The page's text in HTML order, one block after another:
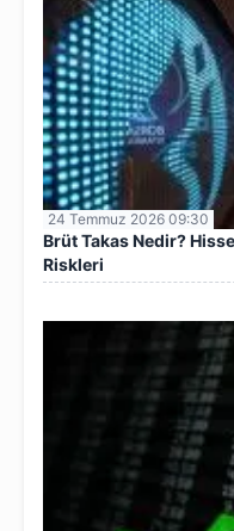
24 Temmuz 2026 09:30
Brüt Takas Nedir?
Riskleri